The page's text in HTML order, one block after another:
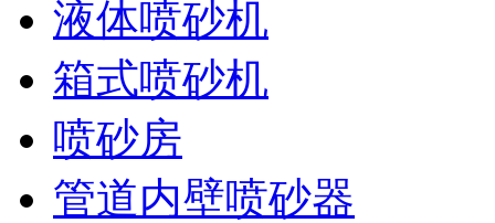
液体喷砂机
箱式喷砂机
喷砂房
管道内壁喷砂器